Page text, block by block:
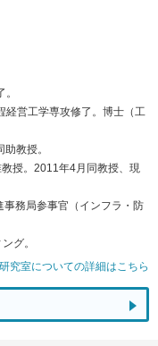
経営工学専攻修了。博士（工
教授。
授。2011年4月同教授、現
務局参事官（インフラ・防
グ。
究室についての詳細はこちら